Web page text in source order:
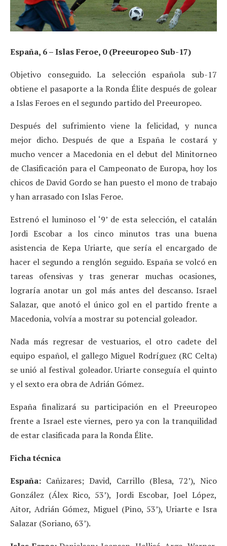
España, 6 – Islas Feroe, 0 (Preeuropeo Sub-17)
Objetivo conseguido. La selección española sub-17
obtiene el pasaporte a la Ronda Élite después de golear
a Islas Feroes en el segundo partido del Preeuropeo.
Después del sufrimiento viene la felicidad, y nunca
mejor dicho. Después de que a España le costará y
mucho vencer a Macedonia en el debut del Minitorneo
de Clasificación para el Campeonato de Europa, hoy los
chicos de David Gordo se han puesto el mono de trabajo
y han arrasado con Islas Feroe.
Estrenó el luminoso el ‘9’ de esta selección, el catalán
Jordi Escobar a los cinco minutos tras una buena
asistencia de Kepa Uriarte, que sería el encargado de
hacer el segundo a renglón seguido. España se volcó en
tareas ofensivas y tras generar muchas ocasiones,
lograría anotar un gol más antes del descanso. Israel
Salazar, que anotó el único gol en el partido frente a
Macedonia, volvía a mostrar su potencial goleador.
Nada más regresar de vestuarios, el otro cadete del
equipo español, el gallego Miguel Rodríguez (RC Celta)
se unió al festival goleador. Uriarte conseguía el quinto
y el sexto era obra de Adrián Gómez.
España finalizará su participación en el Preeuropeo
frente a Israel este viernes, pero ya con la tranquilidad
de estar clasificada para la Ronda Élite.
Ficha técnica
España: Cañizares; David, Carrillo (Blesa, 72’), Nico
González (Álex Rico, 53’), Jordi Escobar, Joel López,
Aitor, Adrián Gómez, Miguel (Pino, 53’), Uriarte e Isra
Salazar (Soriano, 63’).